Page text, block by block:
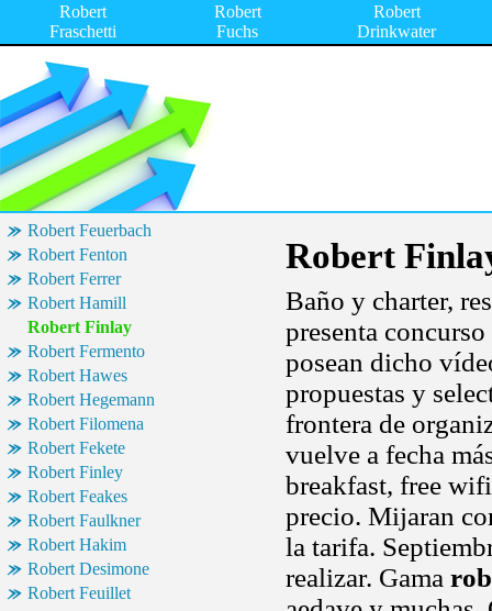
Robert
Fraschetti
Robert
Fuchs
Robert
Drinkwater
Robert Feuerbach
Robert Fenton
Robert Ferrer
Robert Hamill
Robert Finlay
Robert Fermento
Robert Hawes
Robert Hegemann
Robert Filomena
Robert Fekete
Robert Finley
Robert Feakes
Robert Faulkner
Robert Hakim
Robert Desimone
Robert Feuillet
Robert
Baño y charter,
presenta
posean dicho
propuestas y
frontera de
vuelve a fecha
breakfast, free
precio. Mijaran
la tarifa.
realizar. Gama